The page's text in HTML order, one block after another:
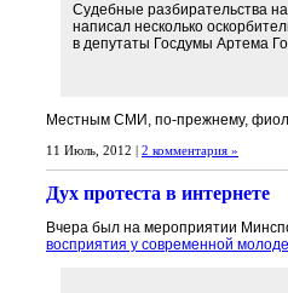
Судебные разбирательства
написал несколько
в депутаты Госдумы Артема
Местным СМИ, по-прежнему,
11 Июль, 2012 | 2 комментария »
Дух протеста в интернете
Вчера был на мероприятии
восприятия у современной